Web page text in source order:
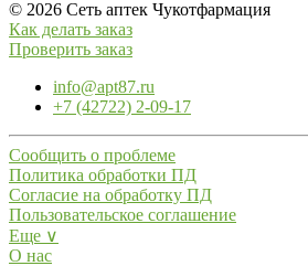
© 2026 Сеть аптек Чукотфармация
Как делать заказ
Проверить заказ
info@apt87.ru
+7 (42722) 2-09-17
Сообщить о проблеме
Политика обработки ПД
Согласие на обработку ПД
Пользовательское соглашение
Еще ∨
О нас